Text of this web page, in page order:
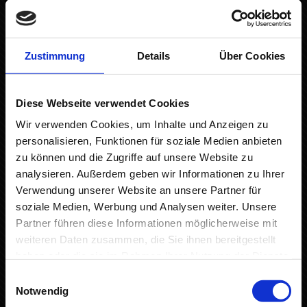
Zustimmung Details Über Cookies
Diese Webseite verwendet Cookies
Wir verwenden Cookies, um Inhalte und Anzeigen zu
personalisieren, Funktionen für soziale Medien anbieten
zu können und die Zugriffe auf unsere Website zu
analysieren. Außerdem geben wir Informationen zu Ihrer
Verwendung unserer Website an unsere Partner für
soziale Medien, Werbung und Analysen weiter. Unsere
Partner führen diese Informationen möglicherweise mit
weiteren Daten zusammen, die Sie ihnen bereitgestellt
Notwendig
Arbeit vorbereiten
– Pädagogische Lehrkräfte, die ihre
Kenntnisse auf ein fachlich fundiertes
Fundament stellen oder neue Anregungen
für ihre Praxis erhalten möchten
– Neu- und Quereinsteiger, die sich neu in
der Natur- und Wildnispädagogik
orientieren und aktiv werden möchten
Die Teilnehmenden lernen besonders
anhand eigener Erfahrungen in Wald und
Natur. Dabei werden inhaltliche und
Natur vertieft und reflektiert. Kindgemäße